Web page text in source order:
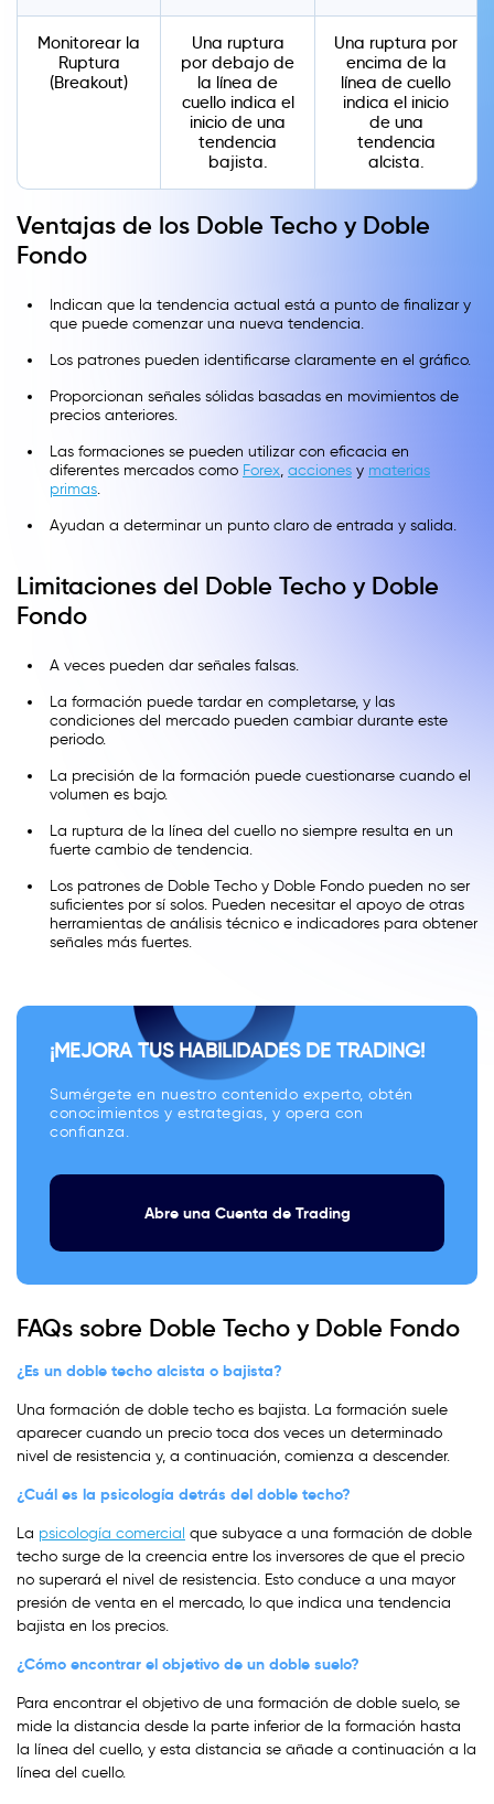
Monitorear la
Ruptura
(Breakout)
Una ruptura
por debajo de
la línea de
cuello indica el
inicio de una
tendencia
bajista.
Una ruptura por
encima de la
línea de cuello
indica el inicio
de una
tendencia
alcista.
Ventajas de los Doble Techo y Doble
Fondo
Indican que la tendencia actual está a punto de finalizar y
que puede comenzar una nueva tendencia.
Los patrones pueden identificarse claramente en el gráfico.
Proporcionan señales sólidas basadas en movimientos de
precios anteriores.
Las formaciones se pueden utilizar con eficacia en
diferentes mercados como Forex, acciones y materias
primas.
Ayudan a determinar un punto claro de entrada y salida.
Limitaciones del Doble Techo y Doble
Fondo
A veces pueden dar señales falsas.
La formación puede tardar en completarse, y las
condiciones del mercado pueden cambiar durante este
periodo.
La precisión de la formación puede cuestionarse cuando el
volumen es bajo.
La ruptura de la línea del cuello no siempre resulta en un
fuerte cambio de tendencia.
Los patrones de Doble Techo y Doble Fondo pueden no ser
suficientes por sí solos. Pueden necesitar el apoyo de otras
herramientas de análisis técnico e indicadores para obtener
señales más fuertes.
¡MEJORA TUS HABILIDADES DE TRADING!
Sumérgete en nuestro contenido experto, obtén
conocimientos y estrategias, y opera con
confianza.
Abre una Cuenta de Trading
FAQs sobre Doble Techo y Doble Fondo
¿Es un doble techo alcista o bajista?
Una formación de doble techo es bajista. La formación suele
aparecer cuando un precio toca dos veces un determinado
nivel de resistencia y, a continuación, comienza a descender.
¿Cuál es la psicología detrás del doble techo?
La psicología comercial que subyace a una formación de doble
techo surge de la creencia entre los inversores de que el precio
no superará el nivel de resistencia. Esto conduce a una mayor
presión de venta en el mercado, lo que indica una tendencia
bajista en los precios.
¿Cómo encontrar el objetivo de un doble suelo?
Para encontrar el objetivo de una formación de doble suelo, se
mide la distancia desde la parte inferior de la formación hasta
la línea del cuello, y esta distancia se añade a continuación a la
línea del cuello.